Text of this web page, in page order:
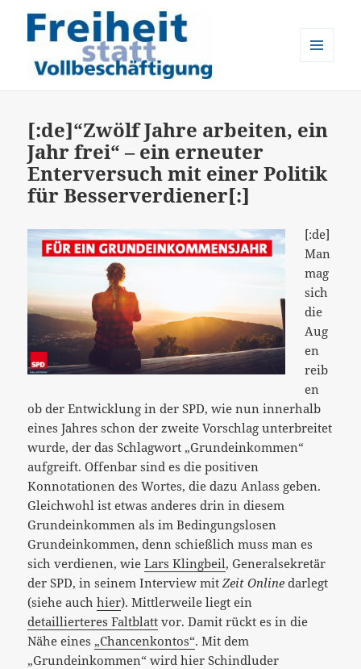
[:de]“Zwölf Jahre arbeiten, ein
Jahr frei“ – ein erneuter
Enterversuch mit einer Politik
für Besserverdiener[:]
[:de]
Man
mag
sich
die
Aug
en
reib
en
ob der Entwicklung in der SPD, wie nun innerhalb
eines Jahres schon der zweite Vorschlag unterbreitet
wurde, der das Schlagwort „Grundeinkommen“
aufgreift. Offenbar sind es die positiven
Konnotationen des Wortes, die dazu Anlass geben.
Gleichwohl ist etwas anderes drin in diesem
Grundeinkommen als im Bedingungslosen
Grundeinkommen, denn schießlich muss man es
sich verdienen, wieLars Klingbeil, Generalsekretär
der SPD, in seinem Interview mitZeit Online darlegt
(siehe auchhier). Mittlerweile liegt ein
detaillierteres Faltblatt vor. Damit rückt es in die
Nähe eines „Chancenkontos“. Mit dem
„Grundeinkommen“ wird hier Schindluder